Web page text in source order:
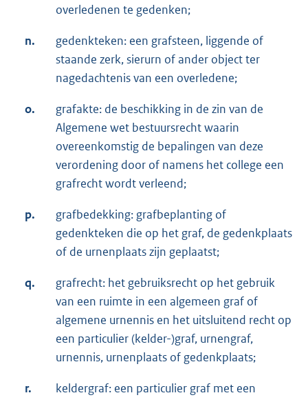
overledenen te gedenken;
n.
gedenkteken: een grafsteen, liggende of
staande zerk, sierurn of ander object ter
nagedachtenis van een overledene;
o.
grafakte: de beschikking in de zin van de
Algemene wet bestuursrecht waarin
overeenkomstig de bepalingen van deze
verordening door of namens het college een
grafrecht wordt verleend;
p.
grafbedekking: grafbeplanting of
gedenkteken die op het graf, de gedenkplaats
of de urnenplaats zijn geplaatst;
q.
grafrecht: het gebruiksrecht op het gebruik
van een ruimte in een algemeen graf of
algemene urnennis en het uitsluitend recht op
een particulier (kelder-)graf, urnengraf,
urnennis, urnenplaats of gedenkplaats;
r.
keldergraf: een particulier graf met een